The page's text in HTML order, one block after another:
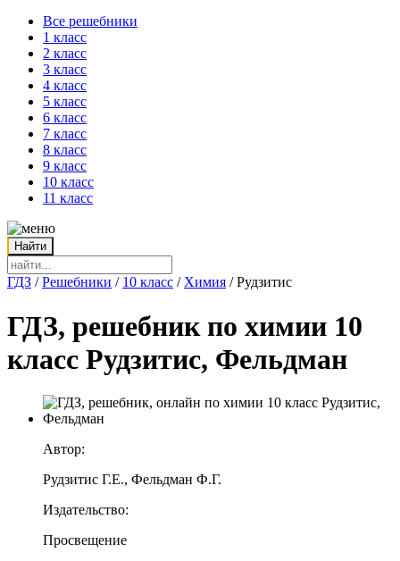
Все решебники
1 класс
2 класс
3 класс
4 класс
5 класс
6 класс
7 класс
8 класс
9 класс
10 класс
11 класс
ГДЗ / Решебники / 10 класс / Химия / Рудзитис
ГДЗ, решебник по химии 10
класс Рудзитис, Фельдман
Автор:
Рудзитис Г.Е., Фельдман Ф.Г.
Издательство:
Просвещение